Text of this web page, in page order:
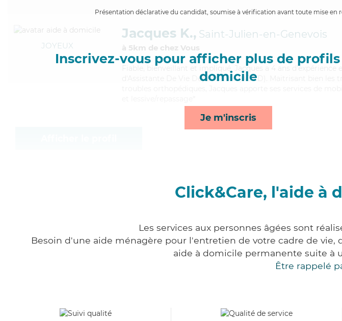
Présentation déclarative du candidat, soumise à vérification avant toute mise en
Inscrivez-vous pour afficher plus de profils
domicile
Je m'inscris
JOYEUX
Jacques K., Saint-Julien-en-Genevois
à 5km de chez Vous
, bienveillant et impliqué, Jacques a 4 ans d'expérience
d'Assistante De Vie Dépendance (ADVD). Maitrisant bien les
Click&Care, l'aide à
Les services aux personnes âgées sont
Besoin d'une aide ménagère pour l'entretien de votre cadre de
aide à domicile permanente suite à
Être rappelé